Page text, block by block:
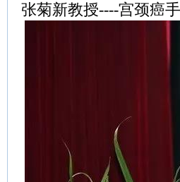
张菊新教授----宫颈癌